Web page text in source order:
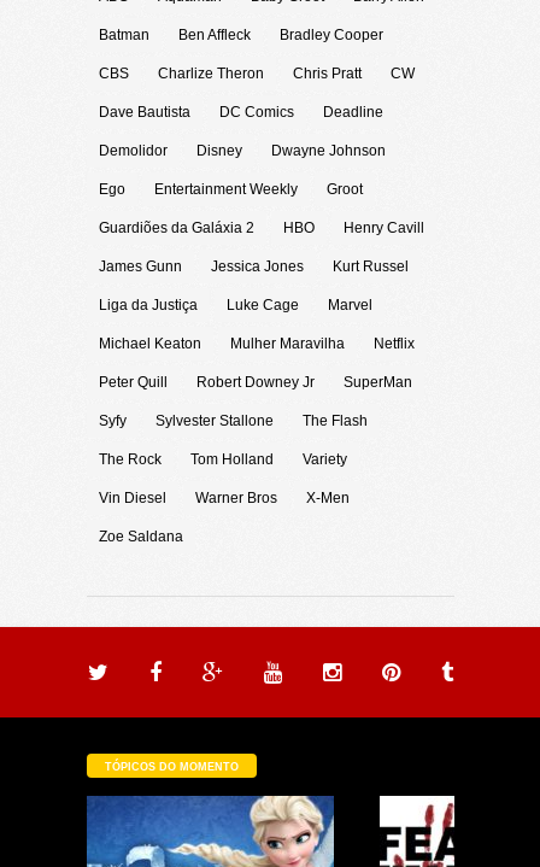
Batman Ben Affleck Bradley Cooper
CBS Charlize Theron Chris Pratt CW
Dave Bautista DC Comics Deadline
Demolidor Disney Dwayne Johnson
Ego Entertainment Weekly Groot
Guardiões da Galáxia 2 HBO Henry Cavill
James Gunn Jessica Jones Kurt Russel
Liga da Justiça Luke Cage Marvel
Michael Keaton Mulher Maravilha Netflix
Peter Quill Robert Downey Jr SuperMan
Syfy Sylvester Stallone The Flash
The Rock Tom Holland Variety
Vin Diesel Warner Bros X-Men
Zoe Saldana
TÓPICOS DO MOMENTO